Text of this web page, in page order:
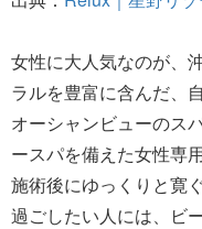
女性に大人気なのが、
ラルを豊富に含んだ、
オーシャンビューのス
ースパを備えた女性専
施術後にゆっくりと寛
過ごしたい人には、ビ